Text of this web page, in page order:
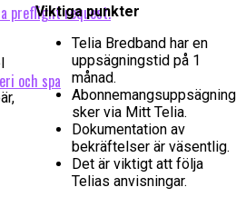
preflight request.
och spa
Viktiga punkter
Telia Bredband har en
uppsägningstid på 1
månad.
Abonnemangsuppsägning
sker via Mitt Telia.
Dokumentation av
bekräftelser är väsentlig.
Det är viktigt att följa
Telias anvisningar.